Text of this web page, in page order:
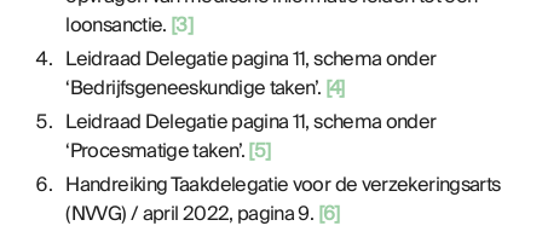
loonsanctie.[3]
Leidraad Delegatie pagina 11, schema onder
‘Bedrijfsgeneeskundige taken’.[4]
Leidraad Delegatie pagina 11, schema onder
‘Procesmatige taken’.[5]
Handreiking Taakdelegatie voor de verzekeringsarts
(NVVG) / april 2022, pagina 9.[6]